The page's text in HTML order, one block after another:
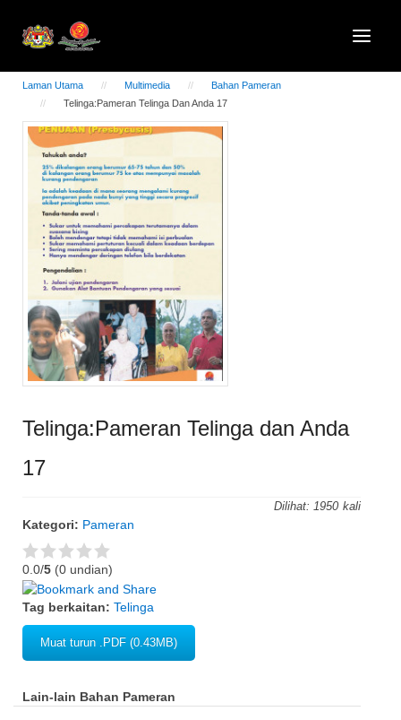
Laman Utama Multimedia
Bahan Pameran
Telinga:Pameran Telinga Dan Anda 17
Telinga:Pameran Telinga dan Anda
17
Dilihat: 1950
Kategori: Pameran
0.0/5 (0 undian)
Tag berkaitan: Telinga
Muat turun .PDF (0.43MB)
Lain-lain Bahan Pameran